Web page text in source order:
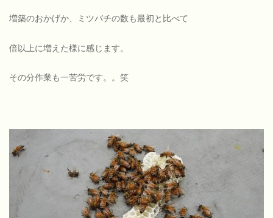
増築のおかげか、ミツバチの数も最初と比べて
倍以上に増えた様に感じます。
その分作業も一苦労です。。笑